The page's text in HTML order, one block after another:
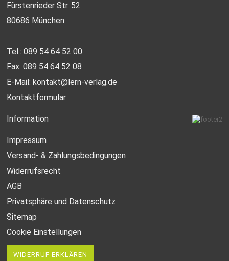
Fürstenrieder Str. 52
80686 München
Tel.: 089 54 64 52 00
Fax: 089 54 64 52 08
E-Mail:kontakt@lern-verlag.de
Kontaktformular
Information
Impressum
Versand- & Zahlungsbedingungen
Widerrufsrecht
AGB
Privatsphäre und Datenschutz
Sitemap
Cookie Einstellungen
WIDERRUF ERKLÄREN